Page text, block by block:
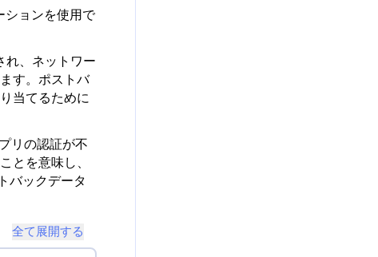
ョンを使用で
れ、ネットワー
す。ポストバ
当てるために
リの認証が不
とを意味し、
バックデータ
全て展開する